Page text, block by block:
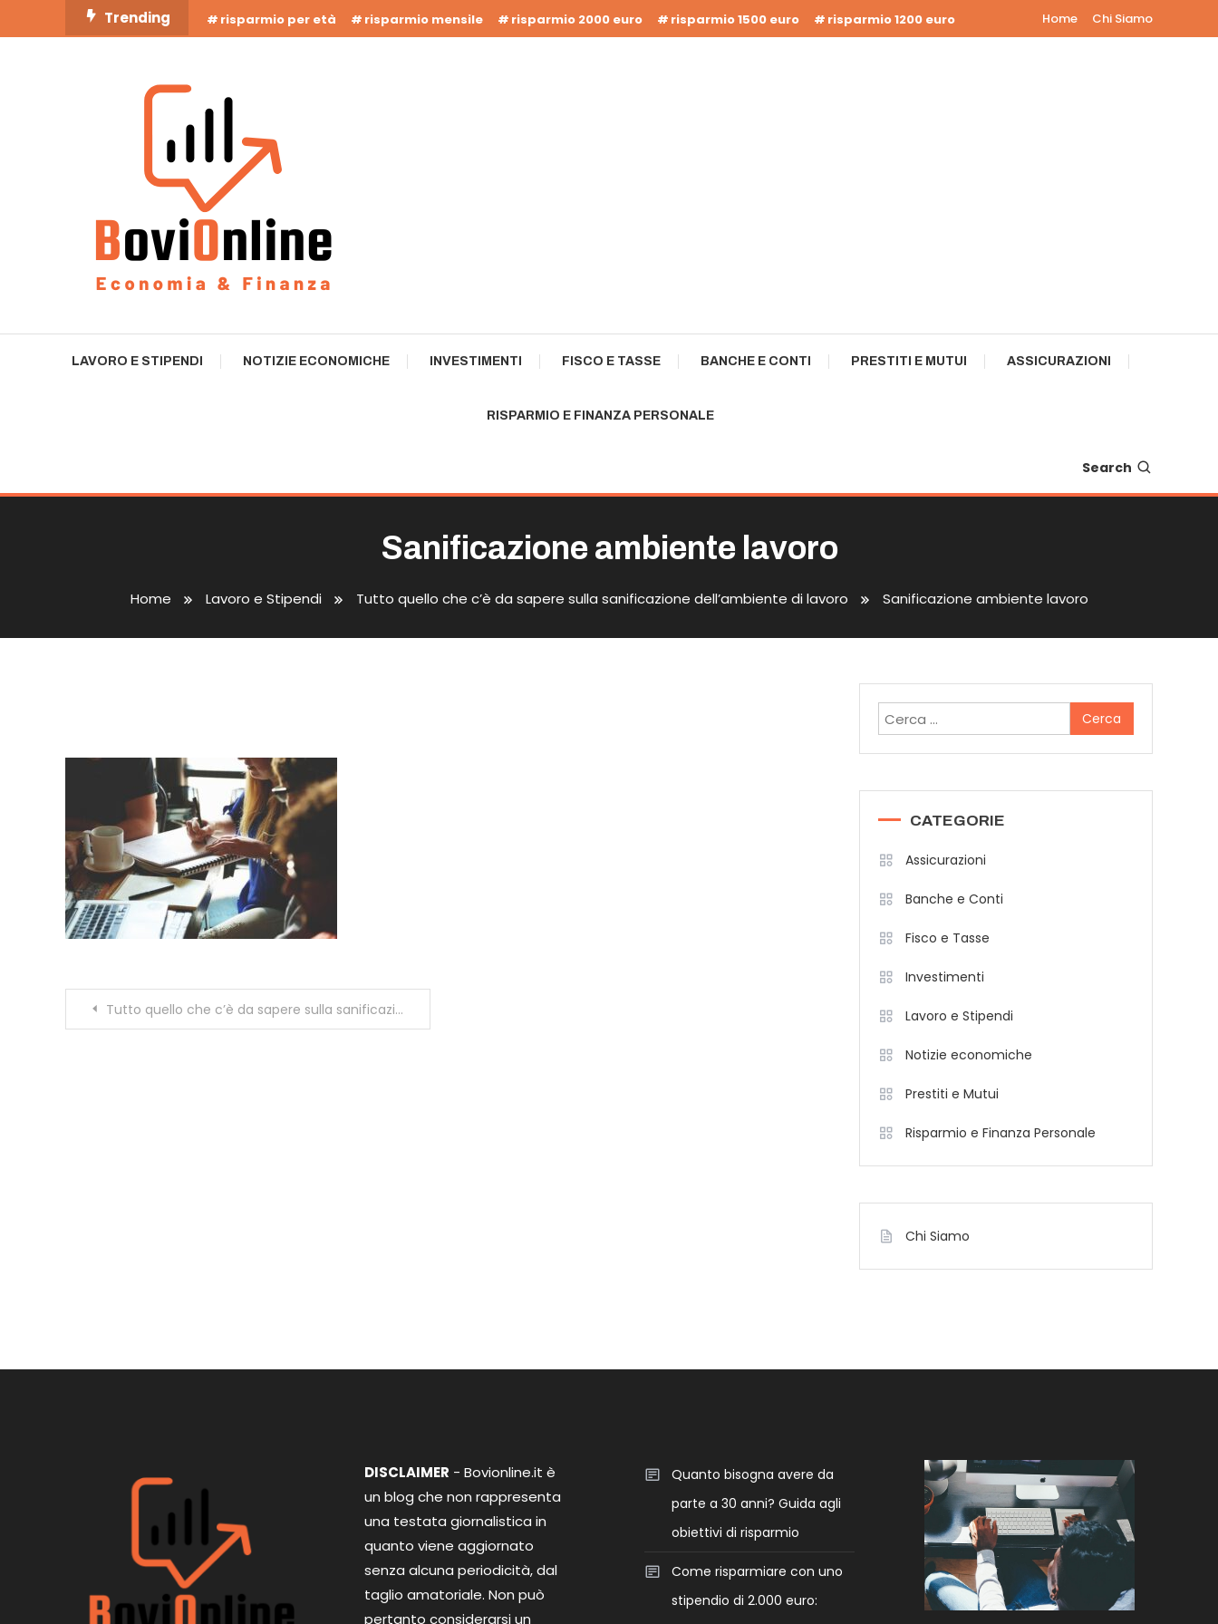
To
Trending risparmio per età risparmio mensile risparmio 2000 euro risparmio 1500 euro risparmio 1200 euro Home Chi Siamo
Business Bovionline
LAVORO E STIPENDI NOTIZIE ECONOMICHE INVESTIMENTI FISCO E TASSE BANCHE E CONTI PRESTITI E MUTUI ASSICURAZIONI
RISPARMIO E FINANZA PERSONALE
Search
Sanificazione ambiente lavoro
Home Lavoro e Stipendi Tutto quello che c’è da sapere sulla sanificazione dell’ambiente di lavoro Sanificazione ambiente lavoro
Navigazione
Tutto quello che c’è da sapere sulla sanificazione dell’ambiente di lavoro
Ricerca
per:
CATEGORIE
Assicurazioni
Banche e Conti
Fisco e Tasse
Investimenti
Lavoro e Stipendi
Notizie economiche
Prestiti e Mutui
Risparmio e Finanza Personale
Chi Siamo
DISCLAIMER - Bovionline.it è
un blog che non rappresenta
una testata giornalistica in
quanto viene aggiornato
senza alcuna periodicità, dal
taglio amatoriale. Non può
pertanto considerarsi un
Quanto bisogna avere da
parte a 30 anni? Guida agli
obiettivi di risparmio
Come risparmiare con uno
stipendio di 2.000 euro: